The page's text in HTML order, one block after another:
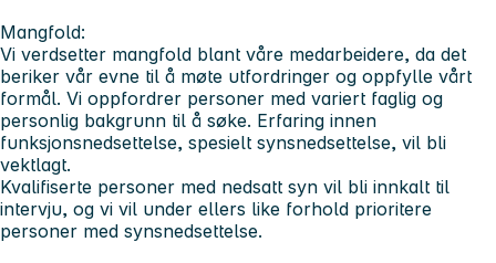
Mangfold:
Vi verdsetter mangfold blant våre medarbeidere, da det
beriker vår evne til å møte utfordringer og oppfylle vårt
formål. Vi oppfordrer personer med variert faglig og
personlig bakgrunn til å søke. Erfaring innen
funksjonsnedsettelse, spesielt synsnedsettelse, vil bli
vektlagt.
Kvalifiserte personer med nedsatt syn vil bli innkalt til
intervju, og vi vil under ellers like forhold prioritere
personer med synsnedsettelse.